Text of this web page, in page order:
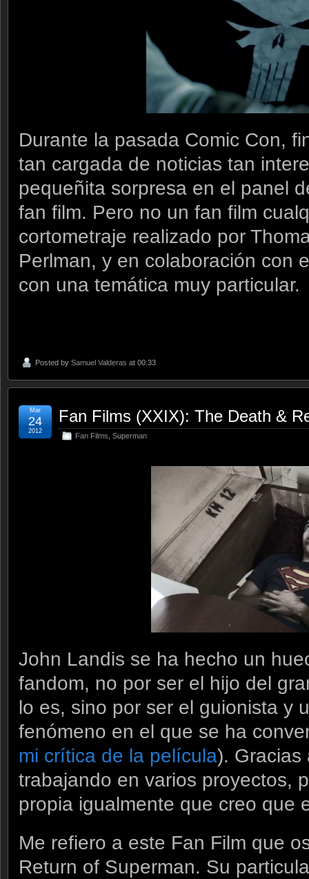
Durante la pasada Comic Con,
tan cargada de noticias tan
pequeñita sorpresa en el panel
fan film. Pero no un fan film
cortometraje realizado por
Perlman, y en colaboración con
con una temática muy particular.
Posted by Samuel Valderas at 00:33
Fan Films (XXIX): The Death &
Fan Films Superman
Mar
24
2012
John Landis se ha hecho un
fandom, no por ser el hijo del
lo es, sino por ser el guionista y
fenómeno en el que se ha
mi crítica de la película). Gracias
trabajando en varios proyectos,
propia igualmente que creo que
Me refiero a este Fan Film que
Return of Superman. Su